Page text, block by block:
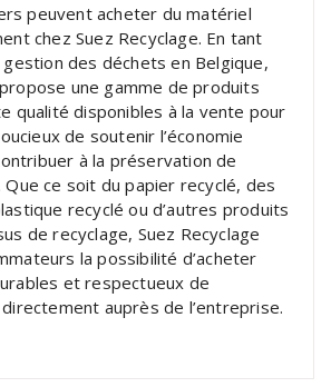
peuvent acheter du matériel
chez Suez Recyclage. En tant
des déchets en Belgique,
une gamme de produits
qualité disponibles à la vente pour
de soutenir l’économie
à la préservation de
Que ce soit du papier recyclé, des
recyclé ou d’autres produits
de recyclage, Suez Recyclage
la possibilité d’acheter
et respectueux de
auprès de l’entreprise.